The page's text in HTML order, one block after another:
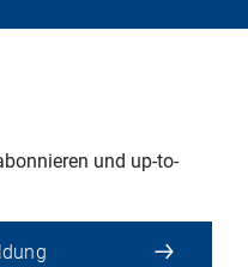
und up-to-